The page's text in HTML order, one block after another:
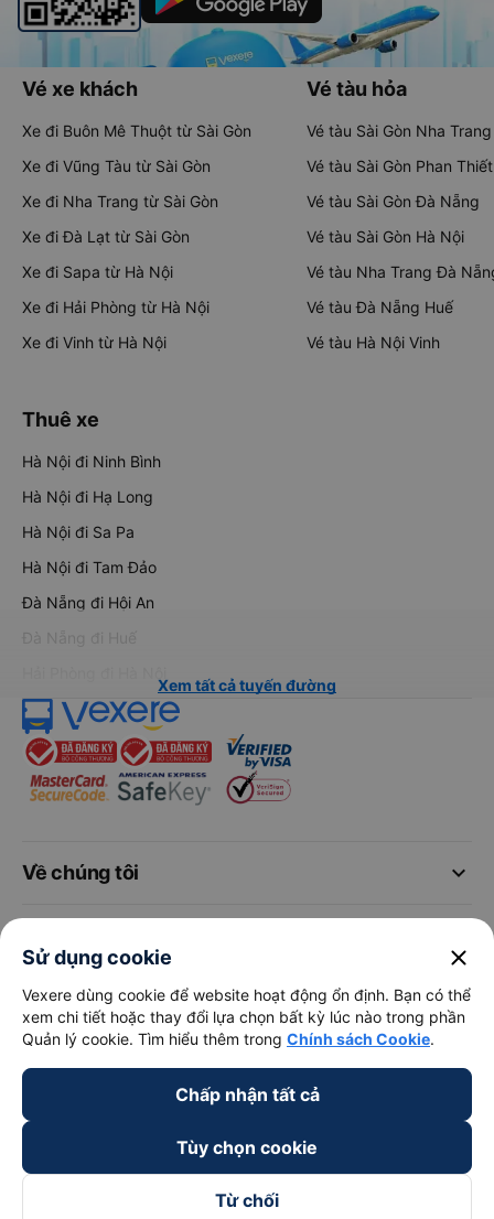
Vé xe khách
Xe đi Buôn Mê Thuột từ Sài Gòn
Xe đi Vũng Tàu từ Sài Gòn
Xe đi Nha Trang từ Sài Gòn
Xe đi Đà Lạt từ Sài Gòn
Xe đi Sapa từ Hà Nội
Xe đi Hải Phòng từ Hà Nội
Xe đi Vinh từ Hà Nội
Vé tàu hỏa
Vé tàu Sài Gòn Nha Trang
Vé tàu Sài Gòn Phan Thiết
Vé tàu Sài Gòn Đà Nẵng
Vé tàu Sài Gòn Hà Nội
Vé tàu Nha Trang Đà
Vé tàu Đà Nẵng Huế
Vé tàu Hà Nội Vinh
Thuê xe
Hà Nội đi Ninh Bình
Hà Nội đi Hạ Long
Hà Nội đi Sa Pa
Hà Nội đi Tam Đảo
Đà Nẵng đi Hội An
Đà Nẵng đi Huế
Xem tất cả tuyến đường
keyboard_arrow_down
Về chúng tôi
keyboard_arrow_down
Trở thành đối tác
Sử dụng cookie close
Vexere dùng cookie để website hoạt động ổn định. Bạn có thể
xem chi tiết hoặc thay đổi lựa chọn bất kỳ lúc nào trong phần
Quản lý cookie. Tìm hiểu thêm trong Chính sách Cookie.
Chấp nhận tất cả
Tùy chọn cookie
Từ chối